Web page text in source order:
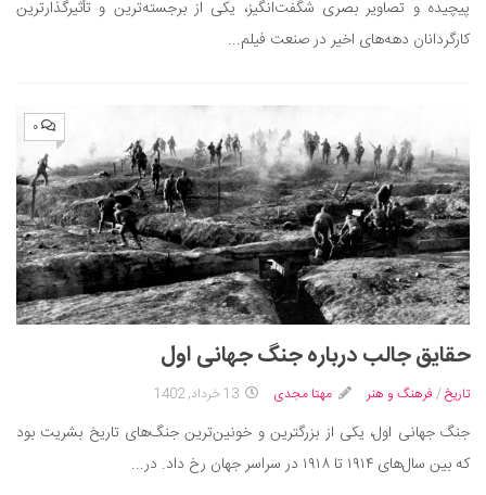
پیچیده و تصاویر بصری شگفت‌انگیز، یکی از برجسته‌ترین و تأثیرگذارترین
کارگردانان دهه‌های اخیر در صنعت فیلم...
۰
حقایق جالب درباره جنگ جهانی اول
تاریخ/ فرهنگ و هنر مهتا مجدی 13 خرداد, 1402
جنگ جهانی اول، یکی از بزرگترین و خونین‌ترین جنگ‌های تاریخ بشریت بود
که بین سال‌های ۱۹۱۴ تا ۱۹۱۸ در سراسر جهان رخ داد. در...